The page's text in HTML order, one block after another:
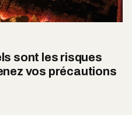
sont les risques
vos précautions